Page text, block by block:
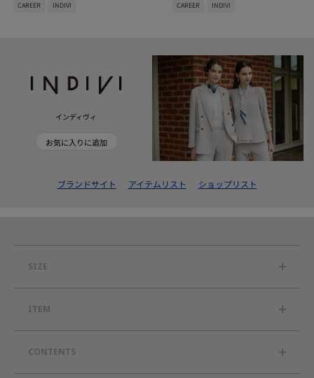
CAREER INDIVI CAREER INDIVI
インディヴィ
お気に入りに追加
ブランドサイト アイテムリスト ショップリスト
SIZE
ITEM
CONTENTS